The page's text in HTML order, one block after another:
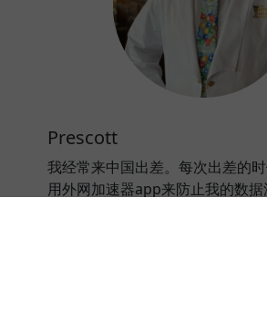
Prescott
我经常来中国出差。每次出差的
用外网加速器app来防止我的数